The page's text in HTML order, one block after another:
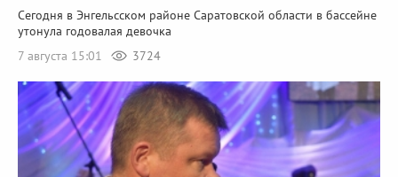
Сегодня в Энгельсском районе Саратовской области в бассейне
утонула годовалая девочка
7 августа 15:01
3724